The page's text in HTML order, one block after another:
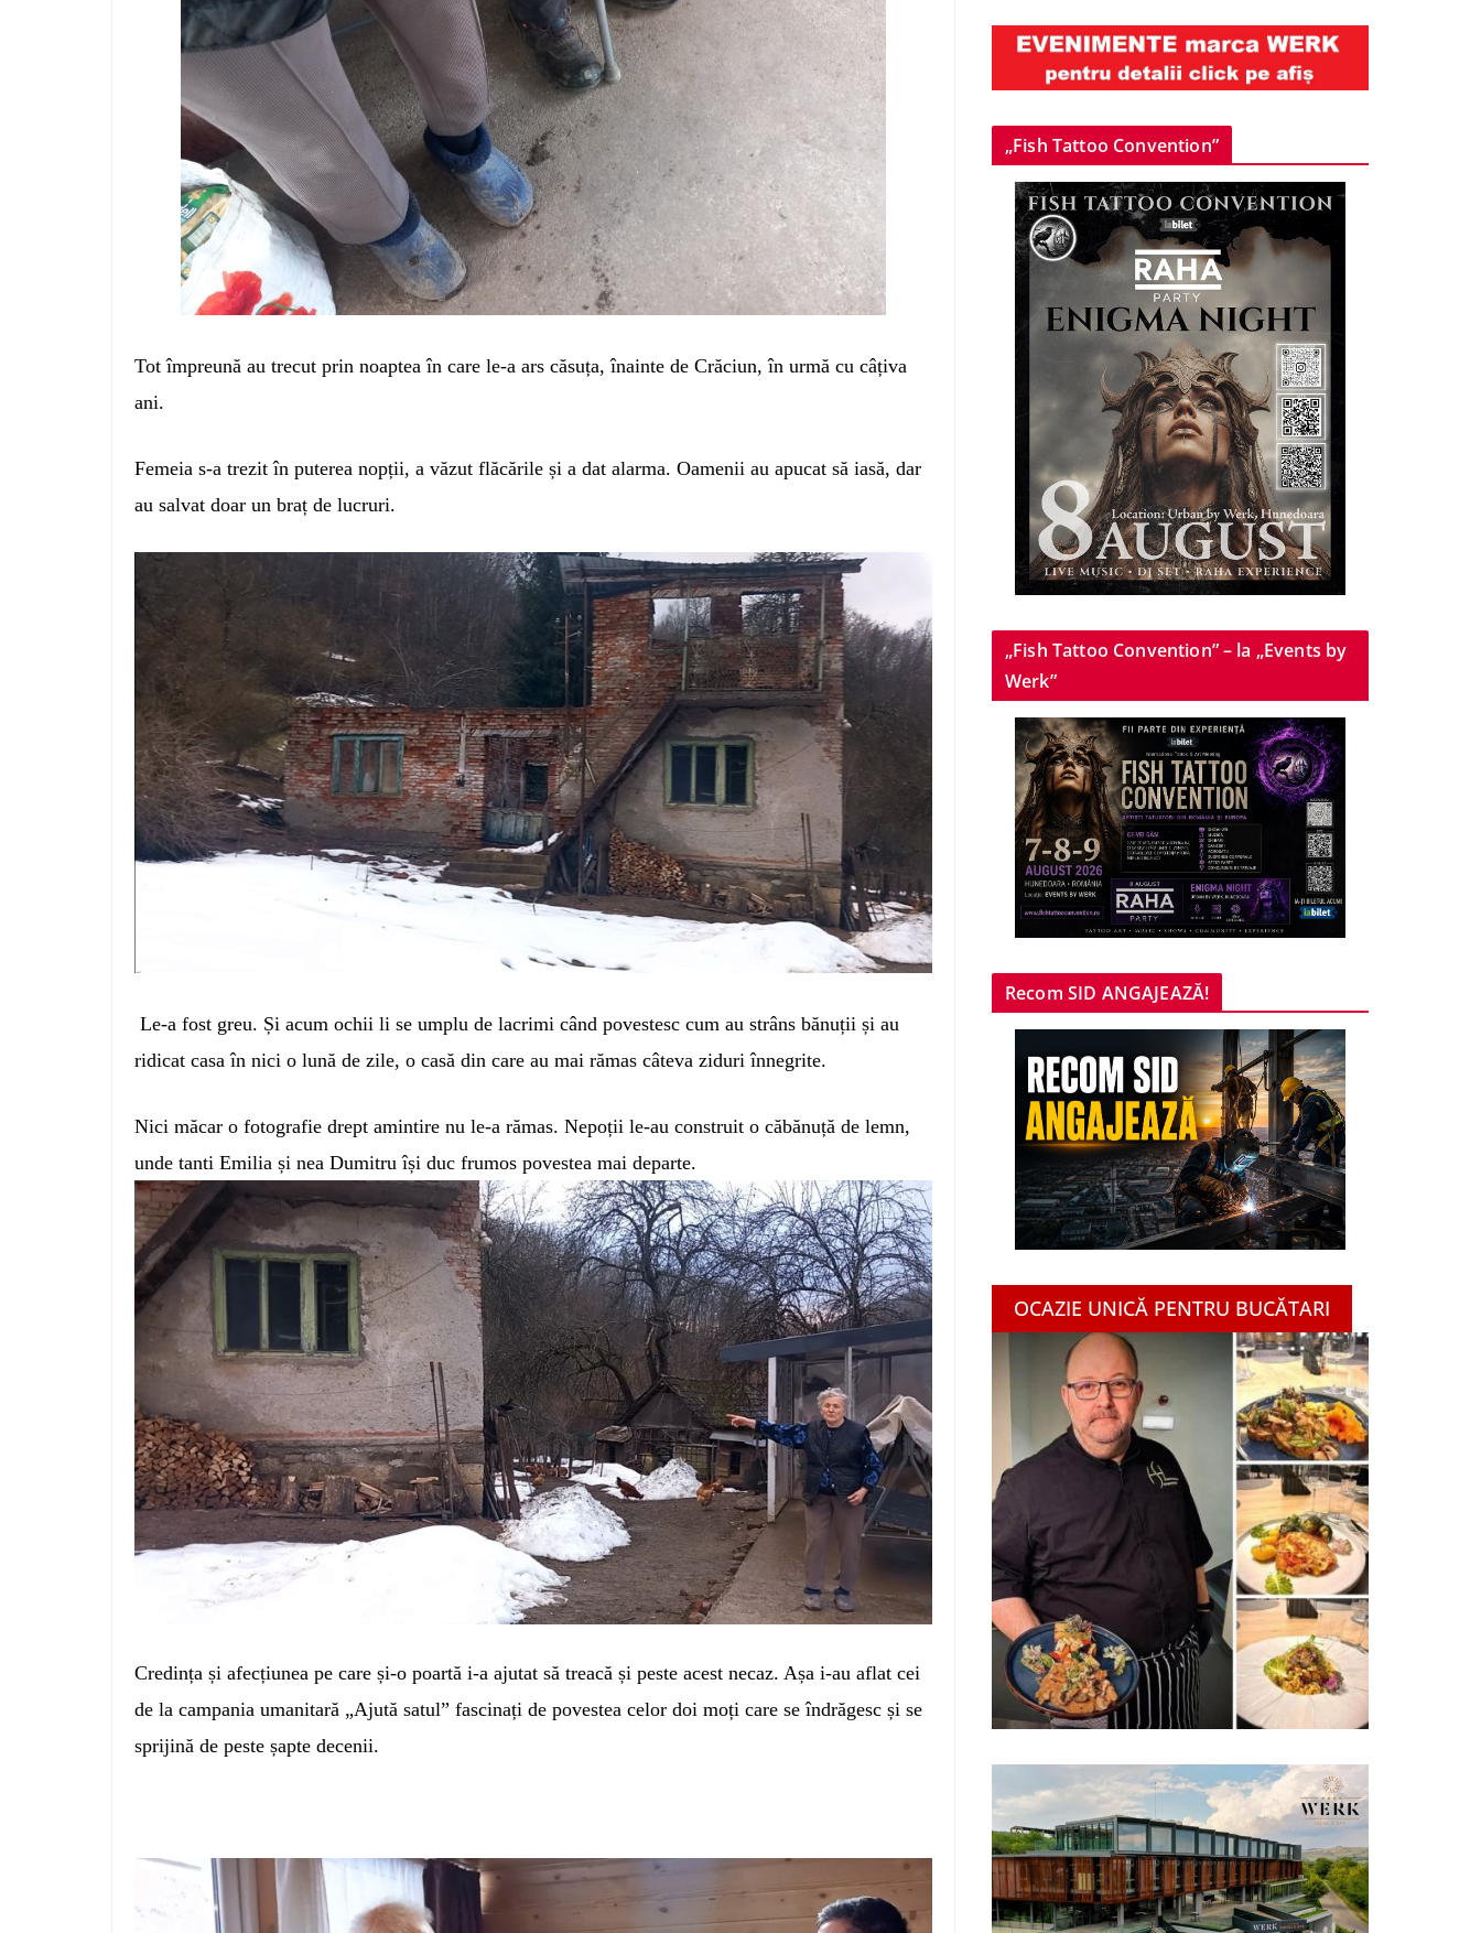
Tot împreună au trecut prin noaptea în care le-a ars căsuța, înainte de Crăciun, în urmă cu câțiva
ani.
Femeia s-a trezit în puterea nopții, a văzut flăcările și a dat alarma. Oamenii au apucat să iasă, dar
au salvat doar un braț de lucruri.
Le-a fost greu. Și acum ochii li se umplu de lacrimi când povestesc cum au strâns bănuții și au
ridicat casa în nici o lună de zile, o casă din care au mai rămas câteva ziduri înnegrite.
Nici măcar o fotografie drept amintire nu le-a rămas. Nepoții le-au construit o căbănuță de lemn,
unde tanti Emilia și nea Dumitru își duc frumos povestea mai departe.
Credința și afecțiunea pe care și-o poartă i-a ajutat să treacă și peste acest necaz. Așa i-au aflat cei
de la campania umanitară „Ajută satul” fascinați de povestea celor doi moți care se îndrăgesc și se
sprijină de peste șapte decenii.
„Fish Tattoo Convention”
„Fish Tattoo Convention” – la „Events by
Werk”
Recom SID ANGAJEAZĂ!
OCAZIE UNICĂ PENTRU BUCĂTARI